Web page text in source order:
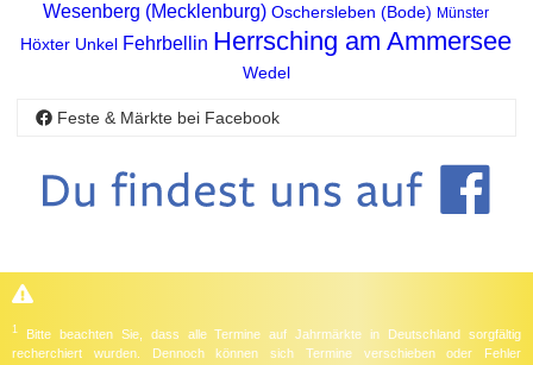
Wesenberg (Mecklenburg) Oschersleben (Bode) Münster
Höxter Unkel Fehrbellin Herrsching am Ammersee
Wedel
Feste & Märkte bei Facebook
1
Bitte beachten Sie, dass alle Termine auf Jahrmärkte in Deutschland sorgfältig
recherchiert wurden. Dennoch können sich Termine verschieben oder Fehler